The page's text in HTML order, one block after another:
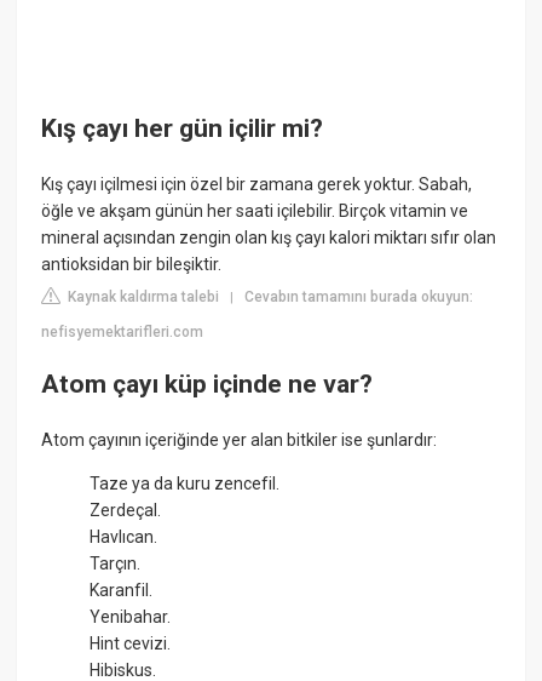
Kış çayı her gün içilir mi?
Kış çayı içilmesi için özel bir zamana gerek yoktur. Sabah,
öğle ve akşam günün her saati içilebilir. Birçok vitamin ve
mineral açısından zengin olan kış çayı kalori miktarı sıfır olan
antioksidan bir bileşiktir.
Kaynak kaldırma talebi |Cevabın tamamını burada okuyun:
nefisyemektarifleri.com
Atom çayı küp içinde ne var?
Atom çayının içeriğinde yer alan bitkiler ise şunlardır:
Taze ya da kuru zencefil.
Zerdeçal.
Havlıcan.
Tarçın.
Karanfil.
Yenibahar.
Hint cevizi.
Hibiskus.